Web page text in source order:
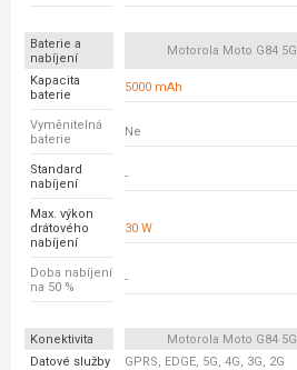
Baterie a
nabíjení
Motorola Moto G84 5G
Kapacita
baterie
5000 mAh
Vyměnitelná
baterie
Ne
Standard
nabíjení
-
Max. výkon
drátového
nabíjení
30 W
Doba nabíjení
na 50 %
-
Konektivita Motorola Moto G84 5G
Datové služby
GPRS, EDGE, 5G, 4G, 3G, 2G